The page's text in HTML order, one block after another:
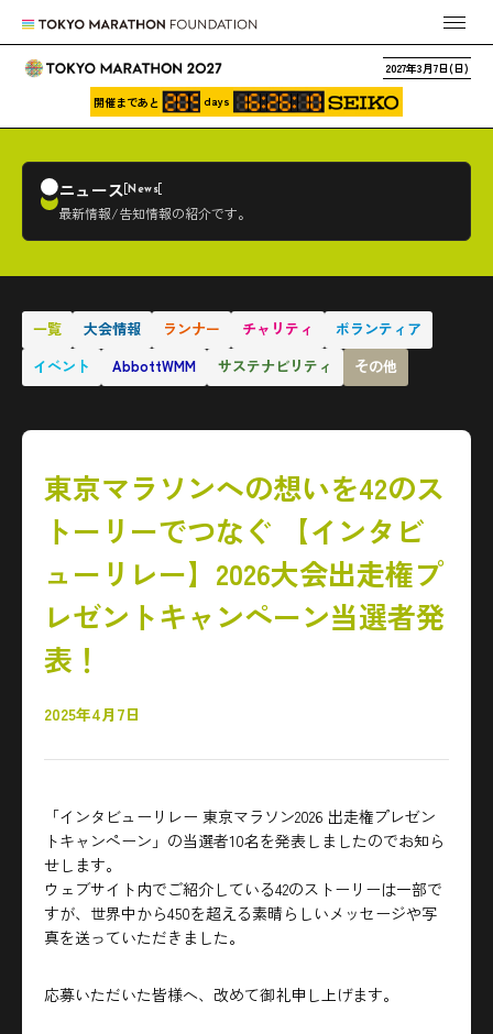
2027年3月7日(日)
開催まであと days
ニュース News
最新情報/告知情報の紹介です。
一覧 大会情報 ランナー チャリティ
ボランティア
イベント
AbbottWMM サステナビリティ その他
東京マラソンへの想いを42のス
トーリーでつなぐ 【インタビ
ューリレー】2026大会出走権プ
レゼントキャンペーン当選者発
表！
2025年4月7日
「インタビューリレー 東京マラソン2026 出走権プレゼン
トキャンペーン」の当選者10名を発表しましたのでお知ら
せします。
ウェブサイト内でご紹介している42のストーリーは一部で
すが、世界中から450を超える素晴らしいメッセージや写
真を送っていただきました。
応募いただいた皆様へ、改めて御礼申し上げます。